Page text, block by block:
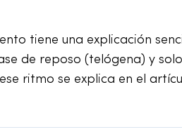
tiene una explicación
de reposo (telógena) y
ritmo se explica en el